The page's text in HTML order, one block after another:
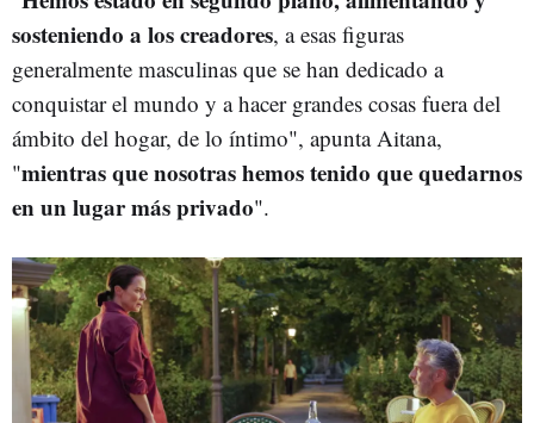
sosteniendo a los creadores, a esas figuras
generalmente masculinas que se han dedicado a
conquistar el mundo y a hacer grandes cosas fuera del
ámbito del hogar, de lo íntimo", apunta Aitana,
"mientras que nosotras hemos tenido que quedarnos
en un lugar más privado".